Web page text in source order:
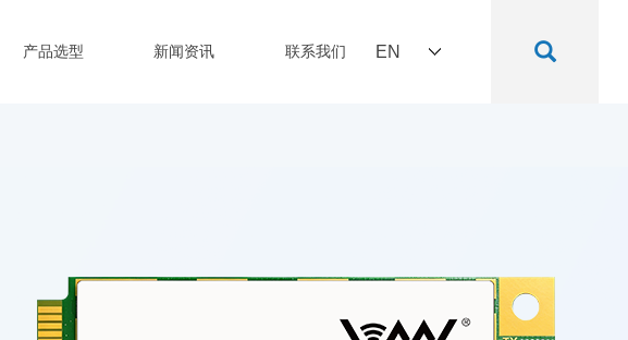
产品选型 新闻资讯 联系我们 EN